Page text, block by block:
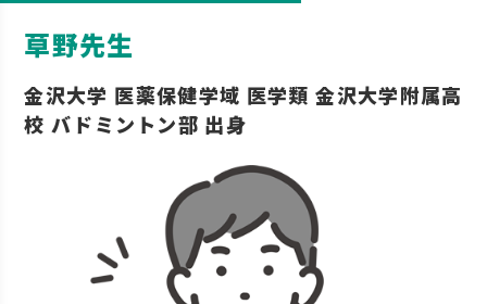
草野先生
金沢大学 医薬保健学域 医学類 金沢大学附属高
校 バドミントン部 出身